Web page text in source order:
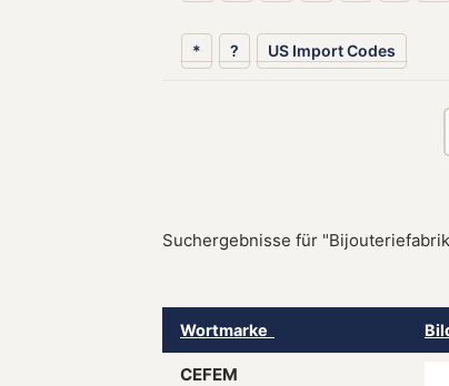
* ? US Import Codes
Suchergebnisse für
Wortmarke
CEFEM